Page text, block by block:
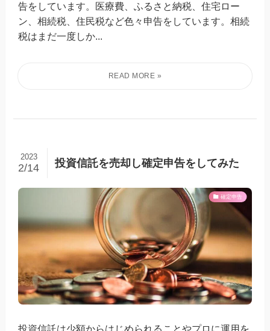
告をしています。医療費、ふるさと納税、住宅ロー
ン、相続税、住民税など色々申告をしています。相続
税はまだ一度しか...
投資信託を売却し確定申告をしてみた
2023
2/14
確定申告
投資信託は少額からはじめられることやプロに運用を